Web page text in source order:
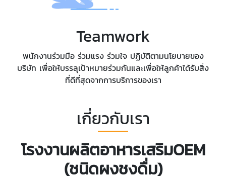
Teamwork
พนักงานร่วมมือ ร่วมแรง ร่วมใจ ปฏิบัติตามนโยบายของ
บริษัท เพื่อให้บรรลุเป้าหมายร่วมกันและเพื่อให้ลูกค้าได้รับสิ่ง
ที่ดีที่สุดจากการบริการของเรา
เกี่ยวกับเรา
โรงงานผลิตอาหารเสริมOEM
(ชนิดผงชงดื่ม)